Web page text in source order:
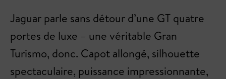
Jaguar parle sans détour d’une GT quatre
portes de luxe – une véritable Gran
Turismo, donc. Capot allongé, silhouette
spectaculaire, puissance impressionnante,